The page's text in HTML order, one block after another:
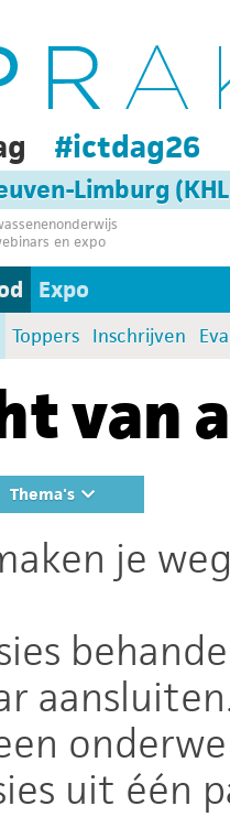
#ictdag26
Limburg
en expo
Expo
Toppers Inschrijven
van
Thema's
je
uit één